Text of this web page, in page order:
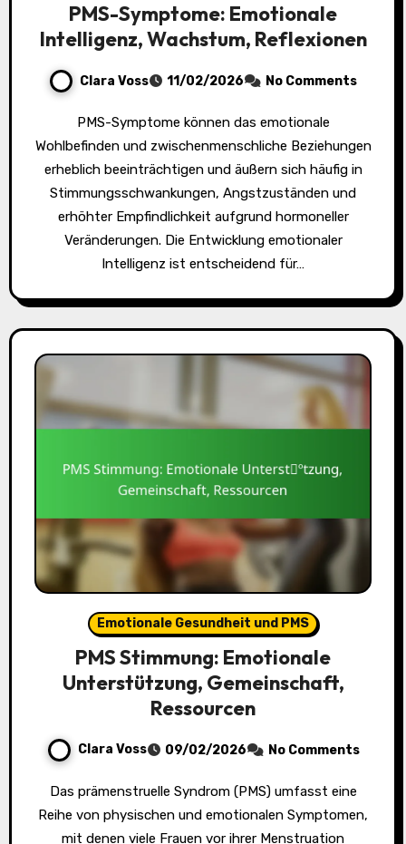
PMS-Symptome: Emotionale
Intelligenz, Wachstum, Reflexionen
Clara Voss 11/02/2026 No Comments
PMS-Symptome können das emotionale
Wohlbefinden und zwischenmenschliche Beziehungen
erheblich beeinträchtigen und äußern sich häufig in
Stimmungsschwankungen, Angstzuständen und
erhöhter Empfindlichkeit aufgrund hormoneller
Veränderungen. Die Entwicklung emotionaler
Intelligenz ist entscheidend für…
Emotionale Gesundheit und PMS
PMS Stimmung: Emotionale
Unterstützung, Gemeinschaft,
Ressourcen
Clara Voss 09/02/2026 No Comments
Das prämenstruelle Syndrom (PMS) umfasst eine
Reihe von physischen und emotionalen Symptomen,
mit denen viele Frauen vor ihrer Menstruation